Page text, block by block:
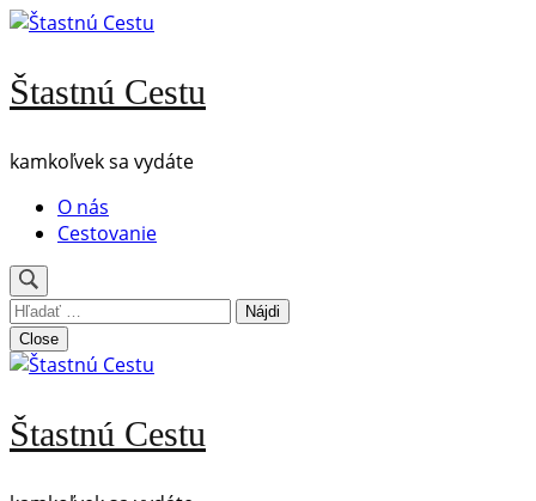
Skip
content
(Press
Štastnú Cestu
kamkoľvek sa vydáte
O nás
Cestovanie
Hľadať:
Close
Štastnú Cestu